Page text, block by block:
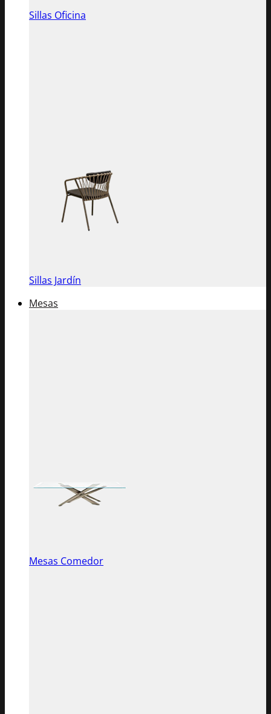
Sillas Oficina
Sillas Jardín
Mesas
Mesas Comedor